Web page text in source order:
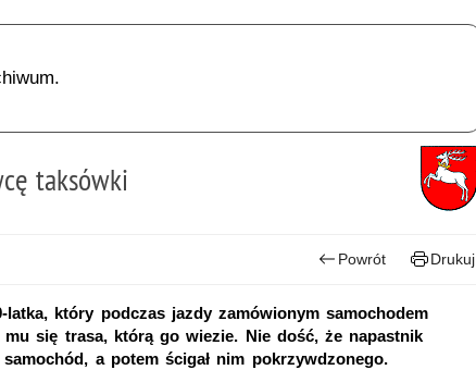
taksówki
Powrót Drukuj
który podczas jazdy zamówionym samochodem
mu się trasa, którą go wiezie. Nie dość, że napastnik
a potem ścigał nim pokrzywdzonego.